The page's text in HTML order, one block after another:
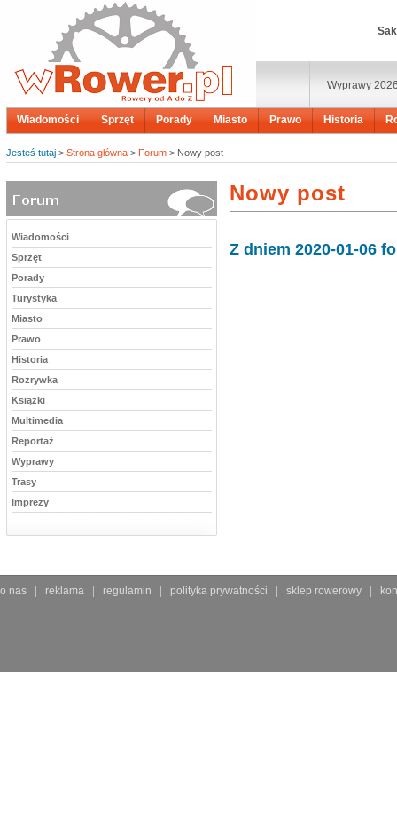
Wyprawy
Wiadomości Sprzęt Porady Miasto Prawo Historia
Jesteś tutaj > Strona główna > Forum > Nowy post
Wiadomości
Sprzęt
Porady
Turystyka
Miasto
Prawo
Historia
Rozrywka
Książki
Multimedia
Reportaż
Wyprawy
Trasy
Imprezy
Nowy post
Z dniem 2020-01-06
o nas reklama regulamin polityka prywatności sklep rowerowy